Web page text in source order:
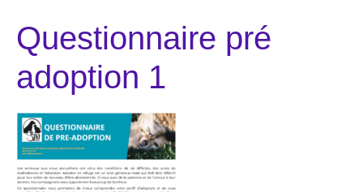
Questionnaire pré
adoption 1